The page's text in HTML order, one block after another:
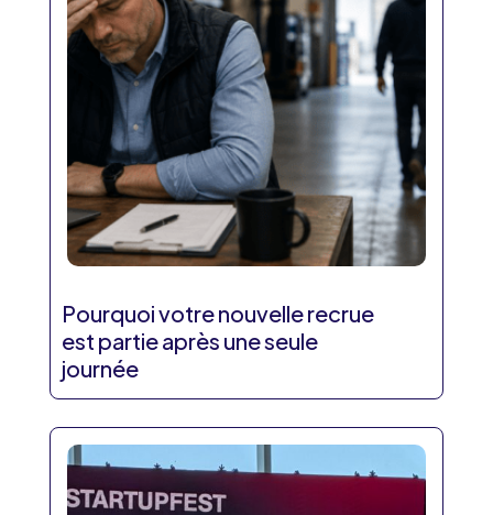
Pourquoi votre nouvelle recrue
est partie après une seule
journée